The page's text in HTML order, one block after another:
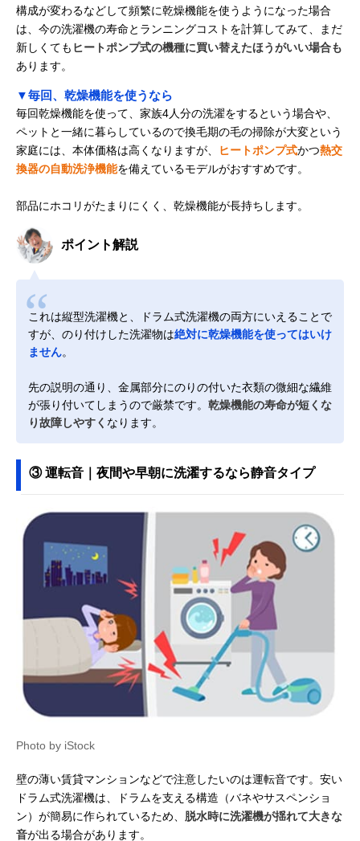
構成が変わるなどして頻繁に乾燥機能を使うようになった場合
は、今の洗濯機の寿命とランニングコストを計算してみて、まだ
新しくても ヒートポンプ式の機種に買い替えたほうがいい場合も
あります。
▼毎回、乾燥機能を使うなら
毎回乾燥機能を使って、家族4人分の洗濯をするという場合や、
ペットと一緒に暮らしているので換毛期の毛の掃除が大変という
家庭には、本体価格は高くなりますが、
ヒートポンプ式かつ熱交
換器の自動洗浄機能を備えているモデルがおすすめです。
部品にホコリがたまりにくく、乾燥機能が長持ちします。
ポイント解説
これは縦型洗濯機と、ドラム式洗濯機の両方にいえることで
すが、のり付けした洗濯物は絶対に乾燥機能を使ってはいけ
ません。
先の説明の通り、金属部分にのりの付いた衣類の微細な繊維
が張り付いてしまうので厳禁です。 乾燥機能の寿命が短くな
り故障しやすく なります。
③ 運転音｜夜間や早朝に洗濯するなら静音タイプ
Photo by iStock
壁の薄い賃貸マンションなどで注意したいのは運転音です。安い
ドラム式洗濯機は、ドラムを支える構造（バネやサスペンショ
ン）が簡易に作られているため、 脱水時に洗濯機が揺れて大きな
音が出る場合があります。